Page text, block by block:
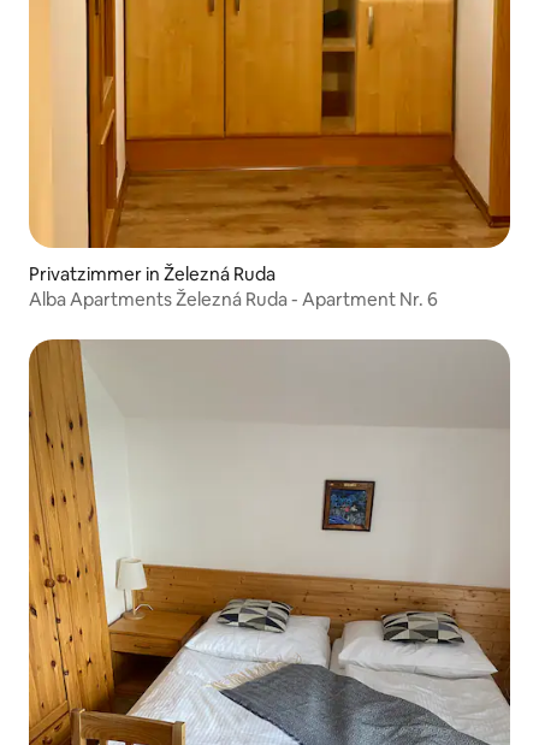
Privatzimmer in Železná Ruda
Alba Apartments Železná Ruda - Apartment Nr. 6